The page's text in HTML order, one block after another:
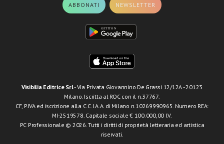
ABBONATI NEWSLETTER
Visibilia Editrice Srl- Via Privata Giovannino De Grassi 12/12A - 20123
Milano. Iscritta al ROC con il n.37767.
CF, P.IVA ed iscrizione alla C.C.I.A.A. di Milano n.10269990965. Numero REA:
MI-2519578. Capitale sociale € 100.000,00 I.V.
PC Professionale © 2026. Tutti i diritti di proprietà letteraria ed artistica
riservati.